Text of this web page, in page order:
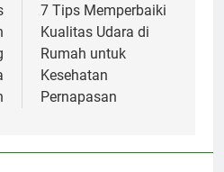
7 Tips Memperbaiki
Kualitas Udara di
Rumah untuk
Kesehatan
Pernapasan